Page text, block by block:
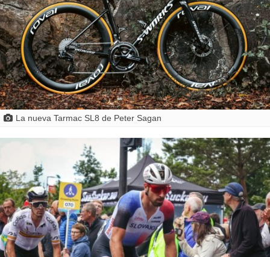
La nueva Tarmac SL8 de Peter Sagan